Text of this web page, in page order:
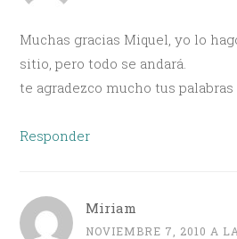
Muchas gracias Miquel, yo lo
sitio, pero todo se andará.
te agradezco mucho tus palabras
Responder
Miriam
NOVIEMBRE 7, 2010 A